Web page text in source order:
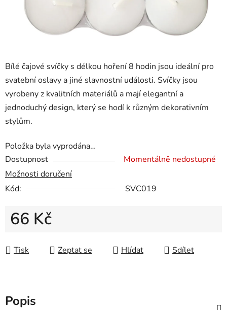
Bílé čajové svíčky s délkou hoření 8 hodin jsou ideální pro
svatební oslavy a jiné slavnostní události. Svíčky jsou
vyrobeny z kvalitních materiálů a mají elegantní a
jednoduchý design, který se hodí k různým dekorativním
stylům.
Položka byla vyprodána…
Dostupnost
Momentálně nedostupné
Možnosti doručení
Kód:
SVC019
66 Kč
Tisk
Zeptat se Hlídat Sdílet
Popis